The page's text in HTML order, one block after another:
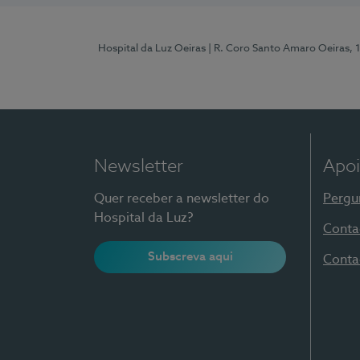
Hospital da Luz Oeiras | R. Coro Santo Amaro Oeiras,
Newsletter
Quer receber a newsletter do
Hospital da Luz?
Subscreva aqui